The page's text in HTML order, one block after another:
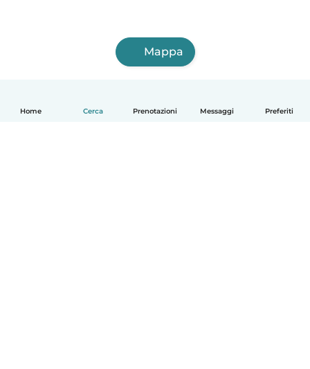
Home Cerca Prenotazioni Messaggi Preferiti
Mappa